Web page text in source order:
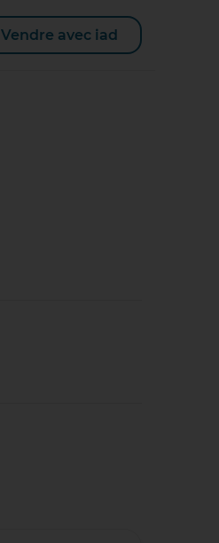
Vendre avec iad